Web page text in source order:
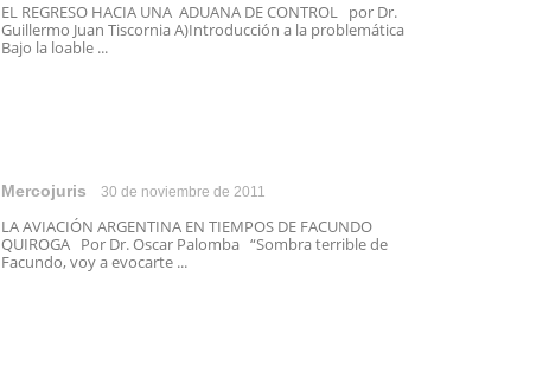
EL REGRESO HACIA UNA ADUANA DE CONTROL por Dr.
Guillermo Juan Tiscornia A)Introducción a la problemática
Bajo la loable ...
Mercojuris 30 de noviembre de 2011
LA AVIACIÓN ARGENTINA EN TIEMPOS DE FACUNDO
QUIROGA Por Dr. Oscar Palomba “Sombra terrible de
Facundo, voy a evocarte ...